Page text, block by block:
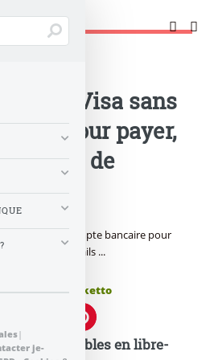
cartes Visa sans
pour payer,
de
Visa sans compte bancaire pour
de l’argent, détails ...
2010parBanketto
Visa disponibles en libre-
|
je-